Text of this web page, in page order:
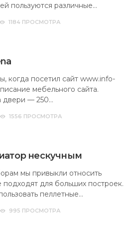
пользуются различные…
1184 ПРОСМОТРА
когда посетил сайт www.info-
мебельного сайта.
двери — 250…
1556 ПРОСМОТРА
нескучным
мы привыкли относить
для больших построек.
пеллетные…
995 ПРОСМОТРА